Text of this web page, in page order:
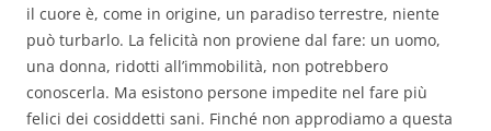
il cuore è, come in origine, un paradiso terrestre, niente
può turbarlo. La felicità non proviene dal fare: un uomo,
una donna, ridotti all’immobilità, non potrebbero
conoscerla. Ma esistono persone impedite nel fare più
felici dei cosiddetti sani. Finché non approdiamo a questa